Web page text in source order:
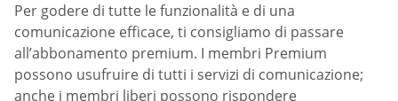
Per godere di tutte le funzionalità e di una
comunicazione efficace, ti consigliamo di passare
all’abbonamento premium. I membri Premium
possono usufruire di tutti i servizi di comunicazione;
anche i membri liberi possono rispondere